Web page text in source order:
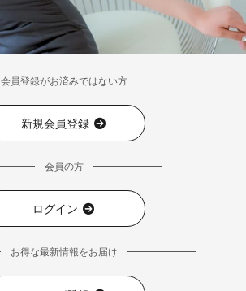
会員登録がお済みではない方
新規会員登録
会員の方
ログイン
お得な最新情報をお届け